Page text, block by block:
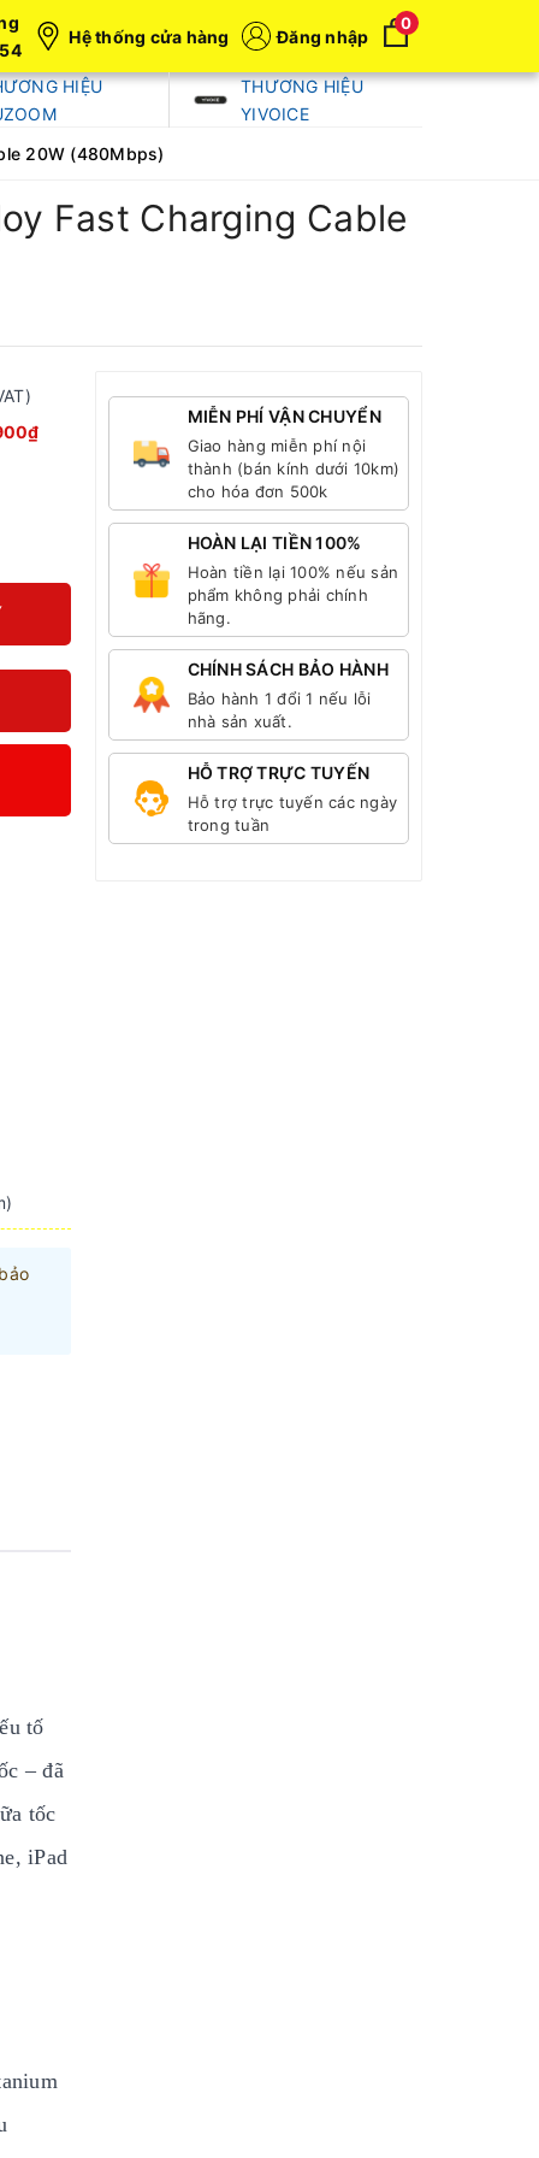
Hệ thống cửa hàng Đăng nhập
0
HIỆU
THƯƠNG HIỆU
YIVOICE
20W (480Mbps)
Fast Charging Cable
MIỄN PHÍ VẬN CHUYỂN
Giao hàng miễn phí nội
thành (bán kính dưới 10km)
cho hóa đơn 500k
HOÀN LẠI TIỀN 100%
Hoàn tiền lại 100% nếu sản
phẩm không phải chính
hãng.
CHÍNH SÁCH BẢO HÀNH
Bảo hành 1 đổi 1 nếu lỗi
nhà sản xuất.
HỖ TRỢ TRỰC TUYẾN
Hỗ trợ trực tuyến các ngày
trong tuần
tố
– đã
tốc
iPad